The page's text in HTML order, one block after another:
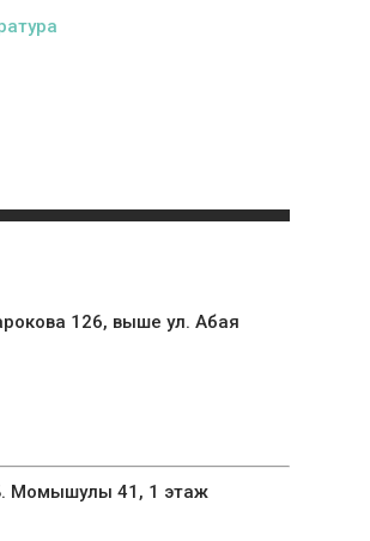
126, выше ул. Абая
Момышулы 41, 1 этаж